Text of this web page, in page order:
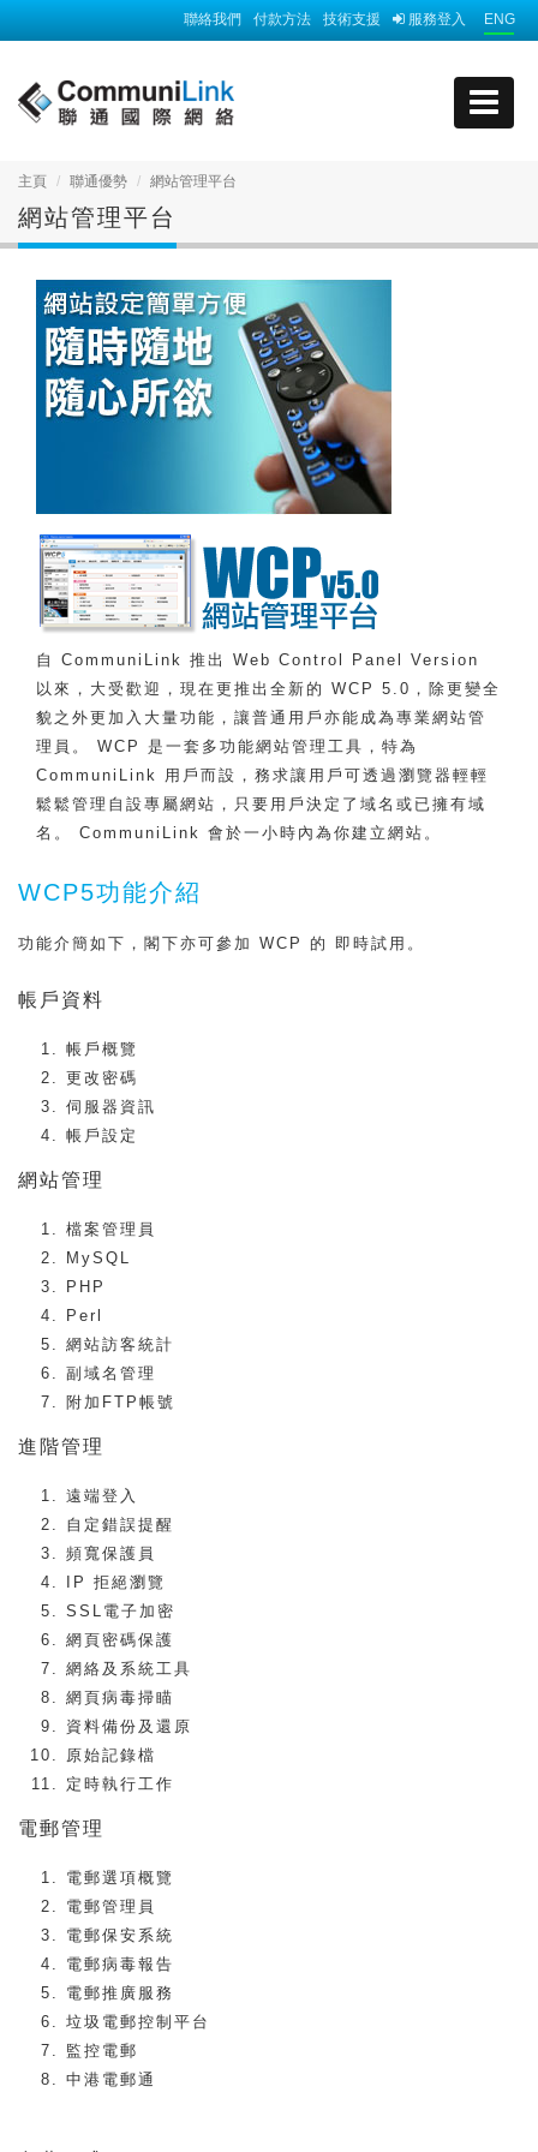
ENG
服務登入
技術支援
付款方法
聯絡我們
主頁 聯通優勢 網站管理平台
網站管理平台
自 CommuniLink 推出 Web Control Panel Version
以來，大受歡迎，現在更推出全新的 WCP 5.0，除更變全
貌之外更加入大量功能，讓普通用戶亦能成為專業網站管
理員。 WCP 是一套多功能網站管理工具，特為
CommuniLink 用戶而設，務求讓用戶可透過瀏覽器輕輕
鬆鬆管理自設專屬網站，只要用戶決定了域名或已擁有域
名。 CommuniLink 會於一小時內為你建立網站。
WCP5功能介紹
功能介簡如下，閣下亦可參加 WCP 的 即時試用。
帳戶資料
帳戶概覽
更改密碼
伺服器資訊
帳戶設定
網站管理
檔案管理員
MySQL
PHP
Perl
網站訪客統計
副域名管理
附加FTP帳號
進階管理
遠端登入
自定錯誤提醒
頻寬保護員
IP 拒絕瀏覽
SSL電子加密
網頁密碼保護
網絡及系統工具
網頁病毒掃瞄
資料備份及還原
原始記錄檔
定時執行工作
電郵管理
電郵選項概覽
電郵管理員
電郵保安系統
電郵病毒報告
電郵推廣服務
垃圾電郵控制平台
監控電郵
中港電郵通